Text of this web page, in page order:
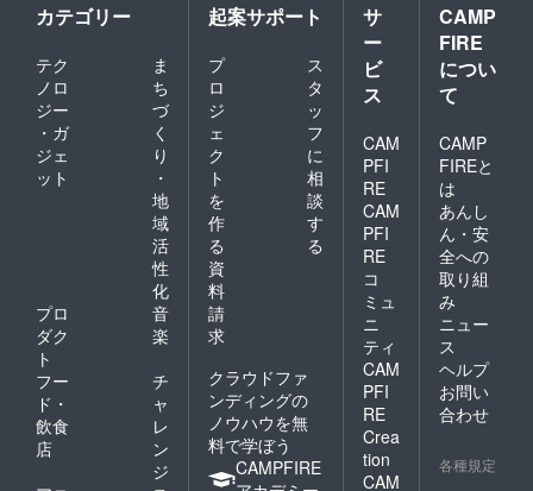
カテゴリー
テク
ノロ
ジー
・ガ
ジェ
ット
ま
ち
づ
く
り
・
地
域
活
性
化
プロ
ダク
ト
音
楽
フー
ド・
飲食
店
チ
ャ
レ
ン
ジ
起案サポート
プ
ロ
ジ
ェ
ク
ト
を
作
る
ス
タ
ッ
フ
に
相
談
す
る
資
料
請
求
クラウドファ
ンディングの
ノウハウを無
料で学ぼう
CAMPFIRE
サ
ー
ビ
ス
CAM
PFI
RE
CAM
PFI
RE
コ
ミュ
ニ
ティ
CAM
PFI
RE
Crea
tion
CAM
CAMP
FIRE
につい
て
CAMP
FIREと
は
あんし
ん・安
全への
取り組
み
ニュー
ス
ヘルプ
お問い
合わせ
各種規定